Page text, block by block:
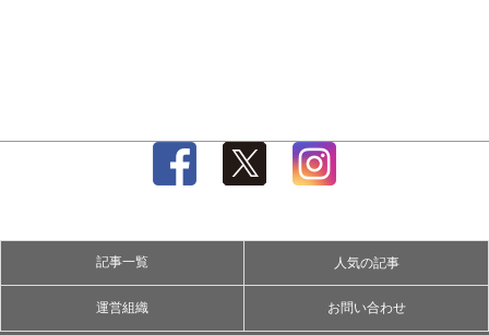
記事一覧 人気の記事
運営組織 お問い合わせ